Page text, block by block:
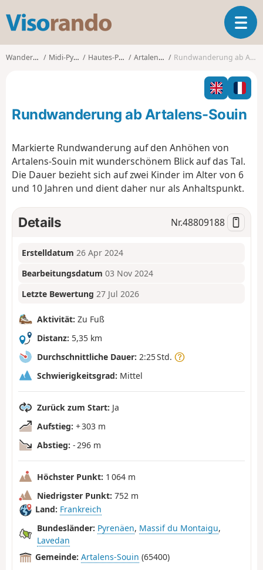
s
o
o
T
o
l
n
a
a
t
i
n
Wanderungen Midi-Pyrénées Hautes-Pyrénées Artalens-Souin Rundwanderung ab Artalens-Souin
Rundwanderung ab Artalens-Souin
Markierte Rundwanderung auf den Anhöhen von
Artalens-Souin mit wunderschönem Blick auf das Tal.
Die Dauer bezieht sich auf zwei Kinder im Alter von 6
und 10 Jahren und dient daher nur als Anhaltspunkt.
Details Nr.48809188
Erstelldatum 26 Apr 2024
Bearbeitungsdatum 03 Nov 2024
Letzte Bewertung 27 Jul 2026
Aktivität: Zu Fuß
Distanz: 5,35 km
Durchschnittliche Dauer: 2:25 Std.
Schwierigkeitsgrad: Mittel
Zurück zum Start: Ja
Aufstieg: + 303 m
Abstieg: - 296 m
Höchster Punkt: 1 064 m
Niedrigster Punkt: 752 m
Land: Frankreich
Bundesländer: Pyrenäen, Massif du Montaigu,
Lavedan
Gemeinde: Artalens-Souin (65400)